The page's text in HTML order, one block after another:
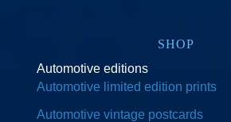
SHOP
Automotive editions
Automotive limited edition prints
Automotive vintage postcards